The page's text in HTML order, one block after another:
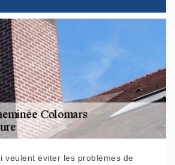
veulent éviter les problèmes de